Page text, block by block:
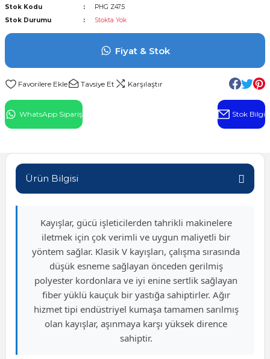
Rulman
Stok Kodu
PHG Z47.5
Stok Durumu
Stokta Yok
Fiyat & Stok
Tavsiye Et Karşılaştır
WhatsApp Sipariş Stok Bilgi
Ürün Bilgisi
Kayışlar, gücü işleticilerden tahrikli makinelere
iletmek için çok verimli ve uygun maliyetli bir
yöntem sağlar. Klasik V kayışları, çalışma sırasında
düşük esneme sağlayan önceden gerilmiş
polyester kordonlara ve iyi enine sertlik sağlayan
fiber yüklü kauçuk bir yastığa sahiptirler. Ağır
hizmet tipi endüstriyel kumaşa tamamen sarılmış
olan kayışlar, aşınmaya karşı yüksek dirence
sahiptir.